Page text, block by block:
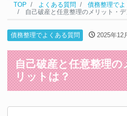
TOP よくある質問
債務整理で
自己破産と任意整理のメリット・
債務整理でよくある質問 2025年12
自己破産と任意整理
リットは？